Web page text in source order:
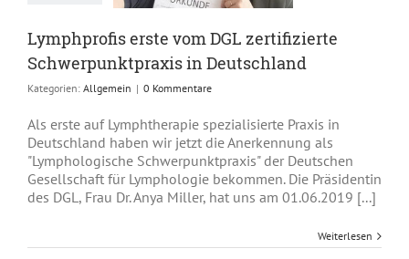
Lymphprofis erste vom DGL zertifizierte
Schwerpunktpraxis in Deutschland
Kategorien: Allgemein | 0 Kommentare
Als erste auf Lymphtherapie spezialisierte Praxis in
Deutschland haben wir jetzt die Anerkennung als
"Lymphologische Schwerpunktpraxis" der Deutschen
Gesellschaft für Lymphologie bekommen. Die Präsidentin
des DGL, Frau Dr. Anya Miller, hat uns am 01.06.2019 [...]
Weiterlesen